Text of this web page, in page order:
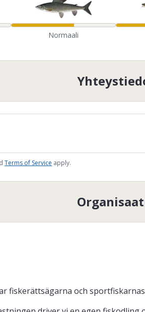
Normaali
Terms of Service apply.
fiskerättsägarna och